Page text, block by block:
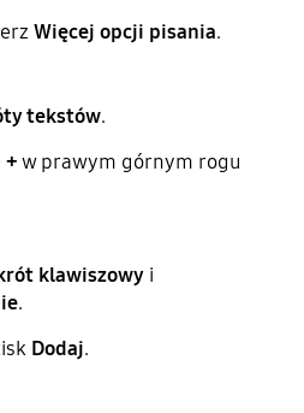
Więcej opcji pisania.
tekstów.
+w prawym górnym rogu
klawiszowy i
.
Dodaj.